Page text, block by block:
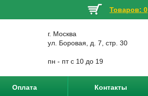
Товаров: 0
г. Москва
ул. Боровая, д. 7, стр. 30
пн - пт с 10 до 19
Оплата Контакты